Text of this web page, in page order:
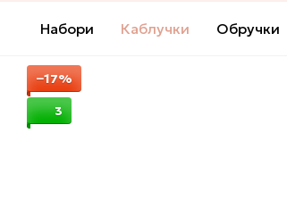
Набори Каблучки Обручки
−17%
3